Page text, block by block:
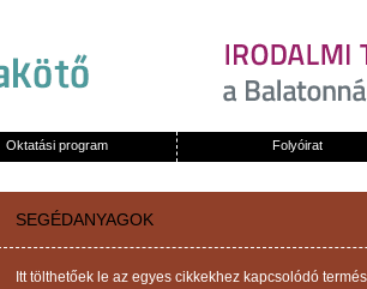
Oktatási program Folyóirat
SEGÉDANYAGOK
Itt tölthetőek le az egyes cikkekhez kapcsolódó